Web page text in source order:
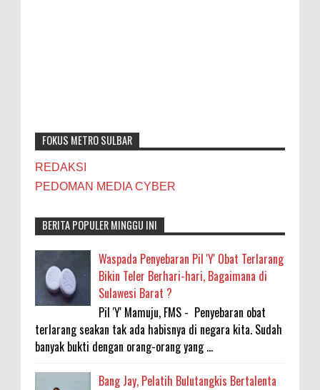
FOKUS METRO SULBAR
REDAKSI
PEDOMAN MEDIA CYBER
BERITA POPULER MINGGU INI
Waspada Penyebaran Pil 'Y' Obat Terlarang
Bikin Teler Berhari-hari, Bagaimana di
Sulawesi Barat ?
Pil 'Y' Mamuju, FMS - Penyebaran obat
terlarang seakan tak ada habisnya di negara kita. Sudah
banyak bukti dengan orang-orang yang ...
Bang Jay, Pelatih Bulutangkis Bertalenta